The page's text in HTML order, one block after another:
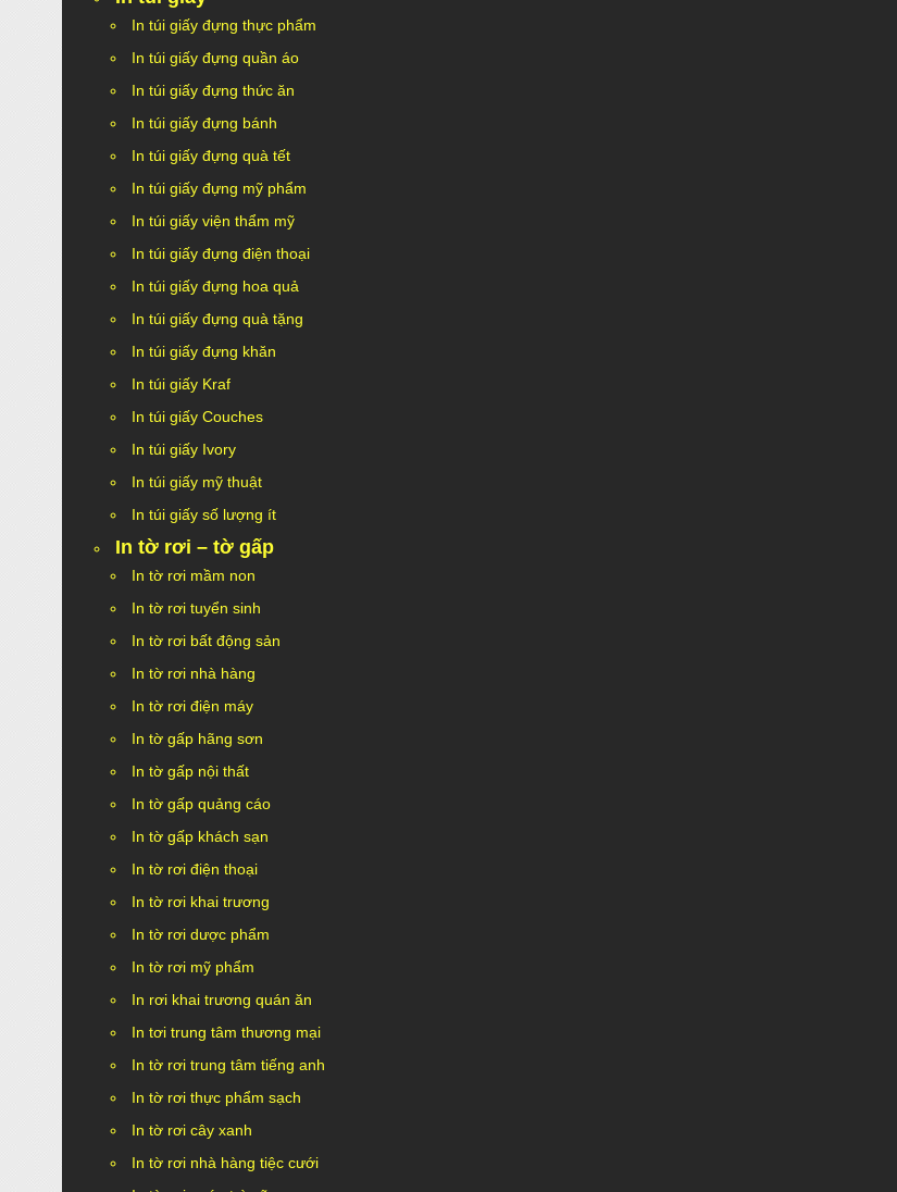
In túi giấy đựng thực phẩm
In túi giấy đựng quần áo
In túi giấy đựng thức ăn
In túi giấy đựng bánh
In túi giấy đựng quà tết
In túi giấy đựng mỹ phẩm
In túi giấy viện thẩm mỹ
In túi giấy đựng điện thoại
In túi giấy đựng hoa quả
In túi giấy đựng quà tặng
In túi giấy đựng khăn
In túi giấy Kraf
In túi giấy Couches
In túi giấy Ivory
In túi giấy mỹ thuật
In túi giấy số lượng ít
In tờ rơi – tờ gấp
In tờ rơi mầm non
In tờ rơi tuyển sinh
In tờ rơi bất động sản
In tờ rơi nhà hàng
In tờ rơi điện máy
In tờ gấp hãng sơn
In tờ gấp nội thất
In tờ gấp quảng cáo
In tờ gấp khách sạn
In tờ rơi điện thoại
In tờ rơi khai trương
In tờ rơi dược phẩm
In tờ rơi mỹ phẩm
In rơi khai trương quán ăn
In tơi trung tâm thương mại
In tờ rơi trung tâm tiếng anh
In tờ rơi thực phẩm sạch
In tờ rơi cây xanh
In tờ rơi nhà hàng tiệc cưới